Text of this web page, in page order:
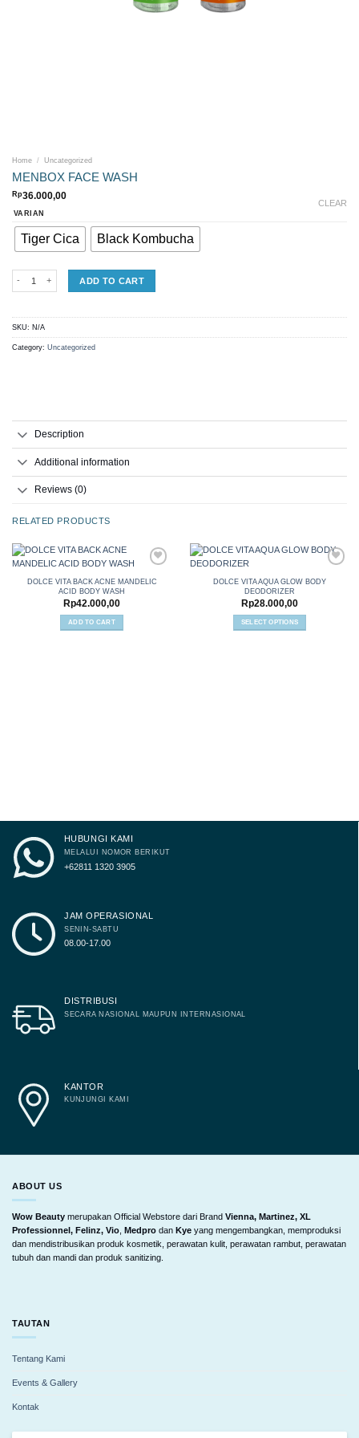
Home / Uncategorized
MENBOX FACE WASH
Rp36.000,00
VARIAN
Tiger Cica Black Kombucha
CLEAR
ADD TO CART
SKU: N/A
Category: Uncategorized
Description
Additional information
Reviews (0)
RELATED PRODUCTS
DOLCE VITA BACK ACNE MANDELIC
ACID BODY WASH
Rp42.000,00
ADD TO CART
DOLCE VITA AQUA GLOW BODY
DEODORIZER
Rp28.000,00
SELECT OPTIONS
HUBUNGI KAMI
MELALUI NOMOR BERIKUT
+62811 1320 3905
JAM OPERASIONAL
SENIN-SABTU
08.00-17.00
DISTRIBUSI
SECARA NASIONAL MAUPUN INTERNASIONAL
KANTOR
KUNJUNGI KAMI
ABOUT US
Wow Beauty merupakan Official Webstore dari Brand Vienna, Martinez, XL
Professionnel, Felinz, Vio Medpro dan Kye yang mengembangkan, memproduksi
dan mendistribusikan produk kosmetik, perawatan kulit, perawatan rambut, perawatan
tubuh dan mandi dan produk sanitizing.
TAUTAN
Tentang Kami
Events & Gallery
Kontak